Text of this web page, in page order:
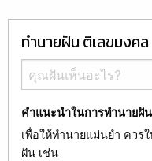
ทำนายฝัน ตีเลขมงคล
คำแนะนำในการทำนายฝัน
เพื่อให้ทำนายแม่นยำ ควร
ฝัน เช่น